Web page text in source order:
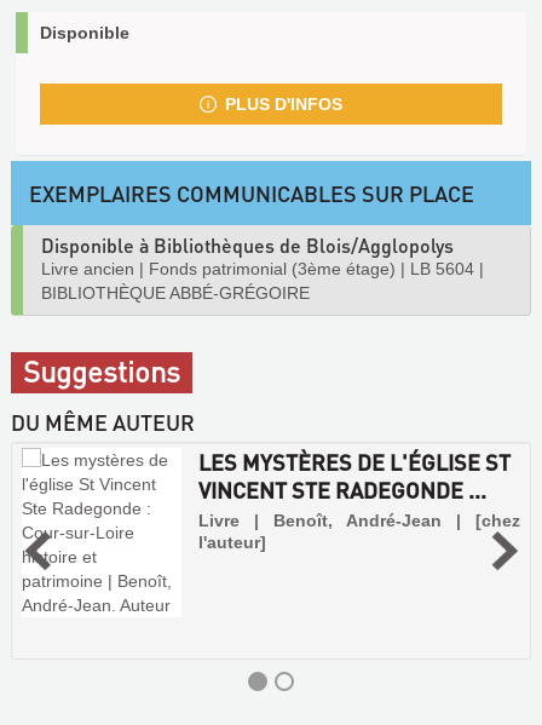
Disponible
PLUS D'INFOS
EXEMPLAIRES COMMUNICABLES SUR PLACE
Disponible à Bibliothèques de Blois/Agglopolys
Livre ancien | Fonds patrimonial (3ème étage) | LB 5604 |
BIBLIOTHÈQUE ABBÉ-GRÉGOIRE
Suggestions
DU MÊME AUTEUR
LES MYSTÈRES DE L'ÉGLISE ST
VINCENT STE RADEGONDE ...
Livre | Benoît, André-Jean | [chez
l'auteur]